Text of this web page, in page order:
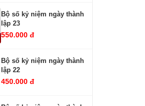
Bộ số kỷ niệm ngày thành
lập 23
550.000 đ
Bộ số kỷ niệm ngày thành
lập 22
450.000 đ